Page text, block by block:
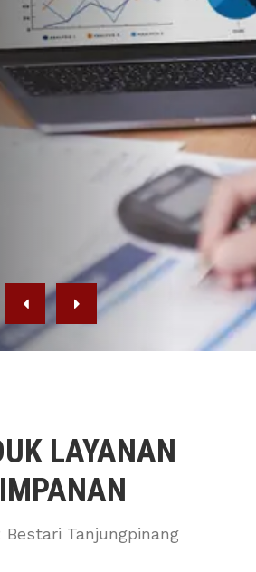
andalan masyarakat
berbagai layanan perbankan
dan terpercaya. Kami
solusi keuangan terbaik
usaha dan
LAYANAN
Bestari Tanjungpinang